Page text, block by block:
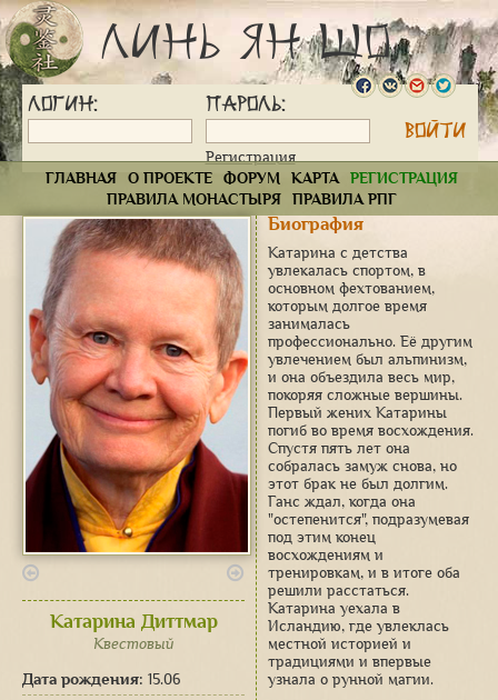
Линь Ян Шо
Логин: Пароль:
Регистрация
ГЛАВНАЯ
О ПРОЕКТЕ ФОРУМ КАРТА
РЕГИСТРАЦИЯ
ПРАВИЛА МОНАСТЫРЯ
ПРАВИЛА РПГ
Катарина Диттмар
Квестовый
Дата рождения: 15.06
Биография
Катарина с детства
увлекалась спортом, в
основном фехтованием,
которым долгое время
занималась
профессионально. Её другим
увлечением был альпинизм,
и она объездила весь мир,
покоряя сложные вершины.
Первый жених Катарины
погиб во время восхождения.
Спустя пять лет она
собралась замуж снова, но
этот брак не был долгим.
Ганс ждал, когда она
"остепенится", подразумевая
под этим конец
восхождениям и
тренировкам, и в итоге оба
решили расстаться.
Катарина уехала в
Исландию, где увлеклась
местной историей и
традициями и впервые
узнала о рунной магии.